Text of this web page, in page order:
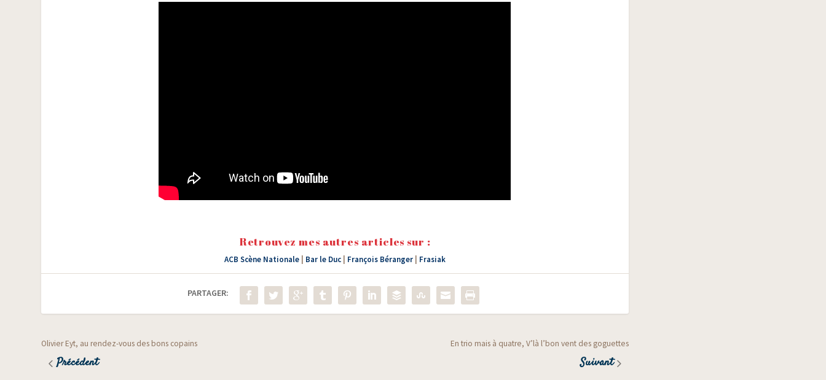
Retrouvez mes autres articles sur :
ACB Scène Nationale Bar le Duc François Béranger Frasiak
PARTAGER:
Olivier Eyt, au rendez-vous des bons copains
Précédent
En trio mais à quatre, V’là l’bon vent des goguettes
Suivant